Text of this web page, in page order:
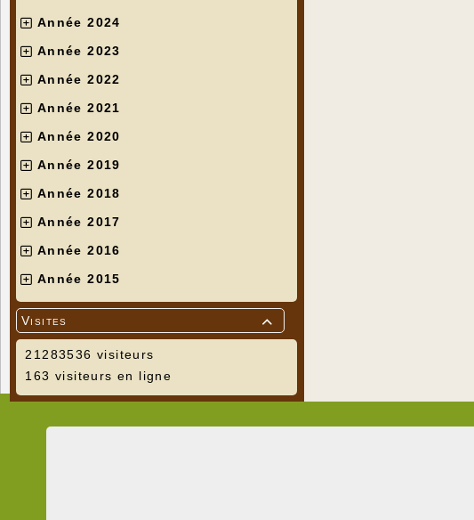
Année 2024
Année 2023
Année 2022
Année 2021
Année 2020
Année 2019
Année 2018
Année 2017
Année 2016
Année 2015

Visites
21283536 visiteurs
163 visiteurs en ligne